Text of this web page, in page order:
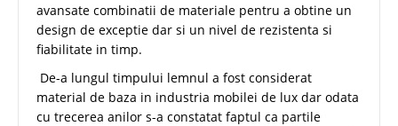
avansate combinatii de materiale pentru a obtine un
design de exceptie dar si un nivel de rezistenta si
fiabilitate in timp.
De-a lungul timpului lemnul a fost considerat
material de baza in industria mobilei de lux dar odata
cu trecerea anilor s-a constatat faptul ca partile